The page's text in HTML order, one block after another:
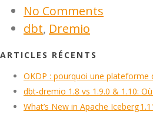
No Comments
dbt, Dremio
ARTICLES RÉCENTS
OKDP : pourquoi une plateforme
dbt-dremio 1.8 vs 1.9.0 & 1.10:
What’s New in Apache Iceberg